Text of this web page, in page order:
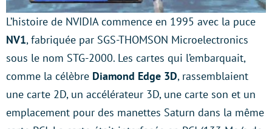
L’histoire de NVIDIA commence en 1995 avec la puce
NV1, fabriquée par SGS-THOMSON Microelectronics
sous le nom STG-2000. Les cartes qui l’embarquait,
comme la célèbre Diamond Edge 3D, rassemblaient
une carte 2D, un accélérateur 3D, une carte son et un
emplacement pour des manettes Saturn dans la même